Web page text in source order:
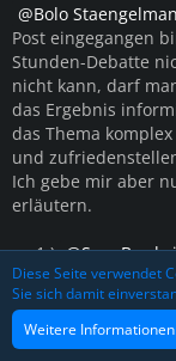
Bolo
Post eingegangen
Stunden-Debatte
nicht kann, darf
das Ergebnis
das Thema
und
Ich gebe mir aber
erläutern.
zu 1.) Sam
hier hast du
er nach der
- Erklärung 1: Der
vorher aus dem
Diese Seite verwendet
Sie sich damit
Weitere Informationen